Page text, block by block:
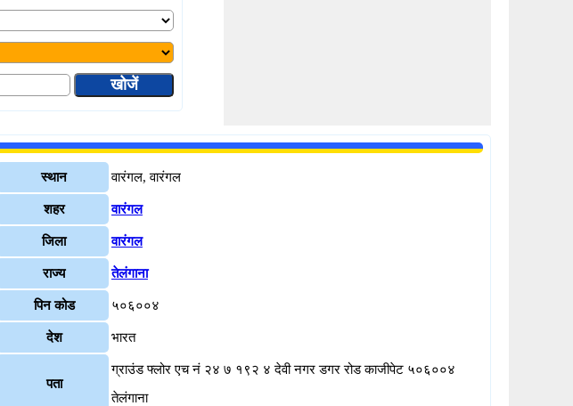
स्थान वारंगल, वारंगल
शहर वारंगल
जिला वारंगल
राज्य तेलंगाना
पिन कोड ५०६००४
देश भारत
पता
ग्राउंड फ्लोर एच नं २४ ७ १९२ ४ देवी नगर डगर रोड काजीपेट ५०६००४
तेलंगाना